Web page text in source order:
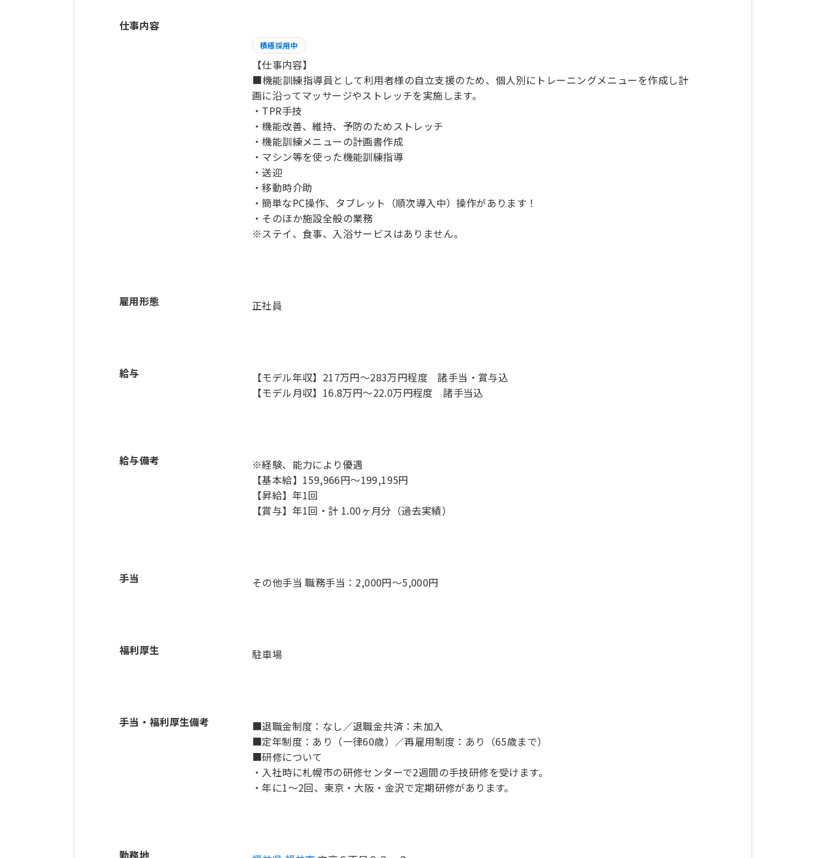
仕事内容
積極採用中
【仕事内容】
■機能訓練指導員として利用者様の自立支援のため、個人別にトレーニングメニューを作成し計
画に沿ってマッサージやストレッチを実施します。
・TPR手技
・機能改善、維持、予防のためストレッチ
・機能訓練メニューの計画書作成
・マシン等を使った機能訓練指導
・送迎
・移動時介助
・簡単なPC操作、タブレット（順次導入中）操作があります！
・そのほか施設全般の業務
※ステイ、食事、入浴サービスはありません。
雇用形態 正社員
給与
【モデル年収】217万円〜283万円程度 諸手当・賞与込
【モデル月収】16.8万円〜22.0万円程度 諸手当込
給与備考
※経験、能力により優遇
【基本給】159,966円～199,195円
【昇給】年1回
【賞与】年1回・計 1.00ヶ月分（過去実績）
手当 その他手当 職務手当：2,000円～5,000円
福利厚生 駐車場
手当・福利厚生備考
■退職金制度：なし／退職金共済：未加入
■定年制度：あり（一律60歳）／再雇用制度：あり（65歳まで）
■研修について
・入社時に札幌市の研修センターで2週間の手技研修を受けます。
・年に1～2回、東京・大阪・金沢で定期研修があります。
勤務地